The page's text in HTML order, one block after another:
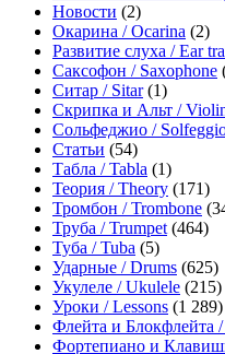
Новости (2)
Окарина / Ocarina (2)
Развитие слуха / Ear
Саксофон / Saxophone
Ситар / Sitar(1)
Скрипка и Альт /
Сольфеджио /
Статьи (54)
Табла / Tabla (1)
Теория / Theory (171)
Тромбон / Trombone
Труба / Trumpet (464)
Туба / Tuba (5)
Ударные / Drums (625)
Укулеле / Ukulele (215)
Уроки / Lessons (1 289)
Флейта и Блокфлейта
Фортепиано и